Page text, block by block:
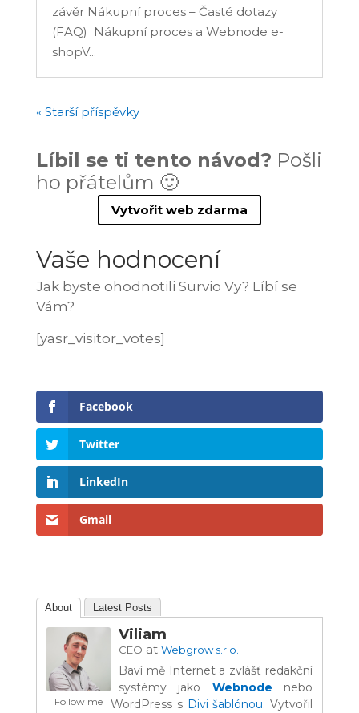
závěr Nákupní proces – Časté dotazy
(FAQ) Nákupní proces a Webnode e-
shopV...
« Starší příspěvky
Líbil se ti tento návod? Pošli
ho přátelům 🙂
Vytvořit web zdarma
Vaše hodnocení
Jak byste ohodnotili Survio Vy? Líbí se
Vám?
[yasr_visitor_votes]
Facebook
Twitter
LinkedIn
Gmail
About Latest Posts
Follow me
Viliam
CEO at Webgrow s.r.o.
Baví mě Internet a zvlášť redakční
systémy jako Webnode nebo
WordPress s Divi šablónou. Vytvořil